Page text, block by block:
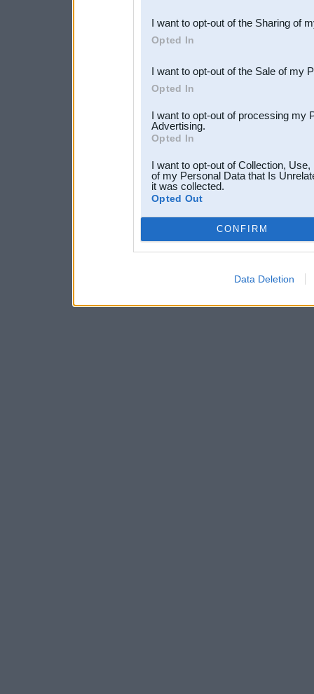
Downstream Participants
third parties.
I want to opt-out of the Sharing of
Opted In
I want to opt-out of the Sale of my
Opted In
I want to opt-out of processing my
Advertising.
Opted In
I want to opt-out of Collection,
of my Personal Data that Is
it was collected.
Opted Out
CONFIRM
Data Deletion